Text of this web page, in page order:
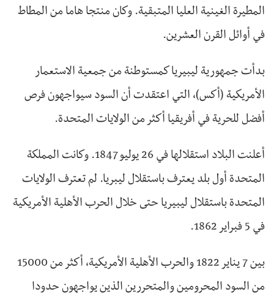
المطيرة الغينية العليا المتبقية. وكان منتجا هاما من المطاط
في أوائل القرن العشرين.
بدأت جمهورية ليبيريا كمستوطنة من جمعية الاستعمار
الأمريكية (أكس)، التي اعتقدت أن السود سيواجهون فرص
أفضل للحرية في أفريقيا أكثر من الولايات المتحدة.
أعلنت البلاد استقلالها في 26 يوليو 1847. وكانت المملكة
المتحدة أول بلد يعترف باستقلال ليبريا. لم تعترف الولايات
المتحدة باستقلال ليبيريا حتى خلال الحرب الأهلية الأمريكية
في 5 فبراير 1862.
بين 7 يناير 1822 والحرب الأهلية الأمريكية، أكثر من 15000
من السود المحرومين والمتحررين الذين يواجهون حدودا